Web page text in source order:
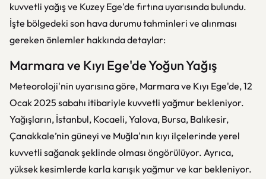
kuvvetli yağış ve Kuzey Ege'de fırtına uyarısında bulundu.
İşte bölgedeki son hava durumu tahminleri ve alınması
gereken önlemler hakkında detaylar:
Marmara ve Kıyı Ege'de Yoğun Yağış
Meteoroloji'nin uyarısına göre, Marmara ve Kıyı Ege'de, 12
Ocak 2025 sabahı itibariyle kuvvetli yağmur bekleniyor.
Yağışların, İstanbul, Kocaeli, Yalova, Bursa, Balıkesir,
Çanakkale’nin güneyi ve Muğla'nın kıyı ilçelerinde yerel
kuvvetli sağanak şeklinde olması öngörülüyor. Ayrıca,
yüksek kesimlerde karla karışık yağmur ve kar bekleniyor.